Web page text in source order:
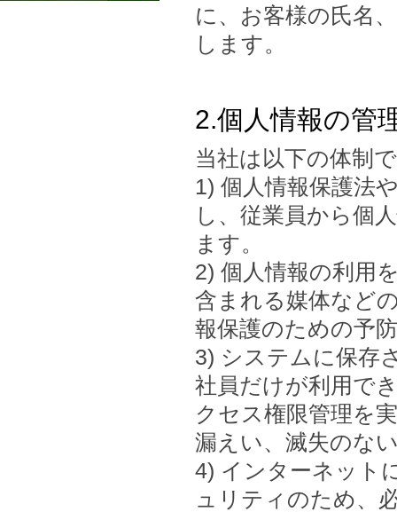
に、お客様の氏名
します。
2.個人情報の管
当社は以下の体制
1) 個人情報保護法
し、従業員から個
ます。
2) 個人情報の利用
含まれる媒体など
報保護のための予
3) システムに保存
社員だけが利用で
クセス権限管理を
漏えい、滅失のな
4) インターネット
ュリティのため、